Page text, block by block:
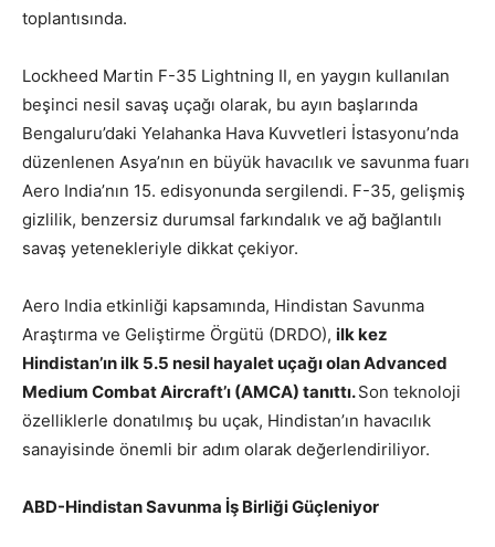
toplantısında.
Lockheed Martin F-35 Lightning II, en yaygın kullanılan
beşinci nesil savaş uçağı olarak, bu ayın başlarında
Bengaluru’daki Yelahanka Hava Kuvvetleri İstasyonu’nda
düzenlenen Asya’nın en büyük havacılık ve savunma fuarı
Aero India’nın 15. edisyonunda sergilendi. F-35, gelişmiş
gizlilik, benzersiz durumsal farkındalık ve ağ bağlantılı
savaş yetenekleriyle dikkat çekiyor.
Aero India etkinliği kapsamında, Hindistan Savunma
Araştırma ve Geliştirme Örgütü (DRDO), ilk kez
Hindistan’ın ilk 5.5 nesil hayalet uçağı olan Advanced
Medium Combat Aircraft’ı (AMCA) tanıttı.Son teknoloji
özelliklerle donatılmış bu uçak, Hindistan’ın havacılık
sanayisinde önemli bir adım olarak değerlendiriliyor.
ABD-Hindistan Savunma İş Birliği Güçleniyor